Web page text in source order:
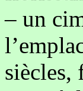
– un
siècles,